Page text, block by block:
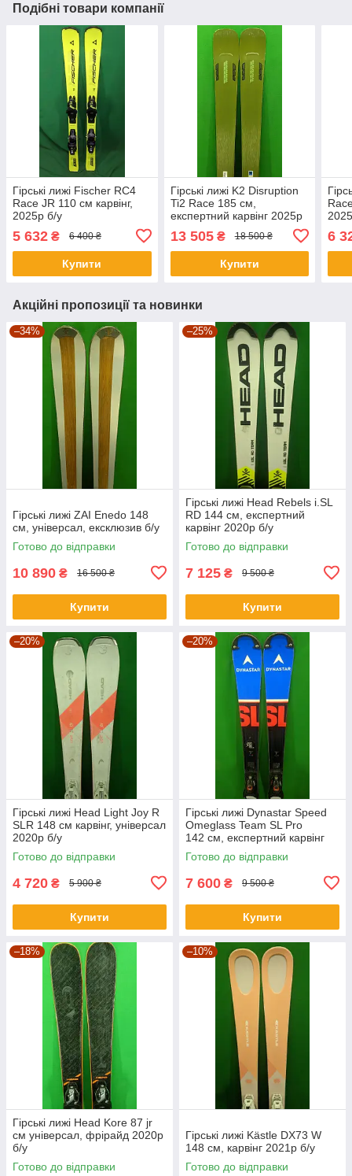
Подібні товари компанії
Гірські лижі Fischer RC4
Race JR 110 см карвінг,
2025p б/у
5 632 ₴ 6 400 ₴
Купити
Гірські лижі K2 Disruption
Ti2 Race 185 см,
експертний карвінг 2025р
13 505₴ 18 500 ₴
Купити
6
Акційні пропозиції та новинки
–34%
Гірські лижі ZAI Enedo 148
см, універсал, ексклюзив б/у
Готово до відправки
10 890 ₴ 16 500 ₴
Купити
–25%
Гірські лижі Head Rebels i.SL
RD 144 см, експертний
карвінг 2020р б/у
Готово до відправки
7 125 ₴ 9 500 ₴
Купити
–20%
Гірські лижі Head Light Joy R
SLR 148 см карвінг, універсал
2020р б/у
Готово до відправки
4 720 ₴ 5 900 ₴
Купити
–20%
Гірські лижі Dynastar Speed ​​
Omeglass Team SL Pro
142 см, експертний карвінг
2023р б/у
Готово до відправки
7 600 ₴ 9 500 ₴
Купити
–18%
Гірські лижі Head Kore 87 jr
см універсал, фрірайд 2020p
б/у
Готово до відправки
–10%
Гірські лижі Kästle DX73 W
148 см, карвінг 2021р б/у
Готово до відправки